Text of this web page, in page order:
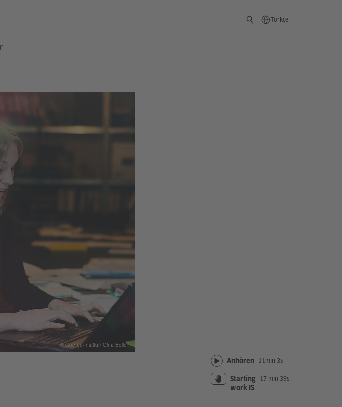
Türkçe
© Goethe-Institut/ Gina Bolle
Anhören 11min 3s
Starting
work IS
17 min 39s